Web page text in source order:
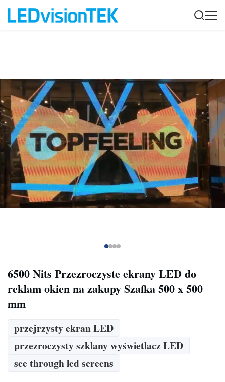
6500 Nits Przezroczyste ekrany LED do
reklam okien na zakupy Szafka 500 x 500
mm
przejrzysty ekran LED
przezroczysty szklany wyświetlacz LED
see through led screens